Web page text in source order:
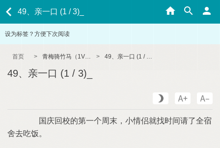
49、亲一口 (1 / 3)_
设为标签？方便下次阅读
首页 > 青梅骑竹马（1V1 双C 甜H） > 49、亲一口 (1 / 3)_
49、亲一口 (1 / 3)_
国庆回校的第一个周末，小情侣就找时间请了全宿
舍去吃饭。